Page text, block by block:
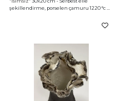
şekillendirme, porselen çamuru 1220 °c